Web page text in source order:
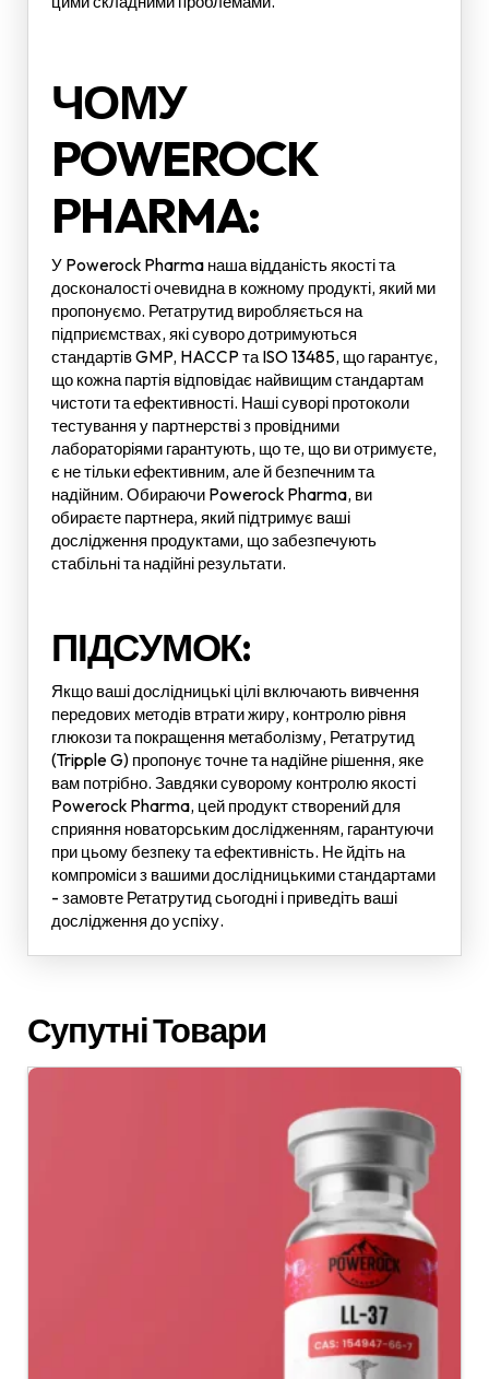
ЧОМУ
POWEROCK
PHARMA:
У Powerock Pharma наша відданість якості та
досконалості очевидна в кожному продукті, який ми
пропонуємо. Ретатрутид виробляється на
підприємствах, які суворо дотримуються
стандартів GMP, HACCP та ISO 13485, що гарантує,
що кожна партія відповідає найвищим стандартам
чистоти та ефективності. Наші суворі протоколи
тестування у партнерстві з провідними
лабораторіями гарантують, що те, що ви отримуєте,
є не тільки ефективним, але й безпечним та
надійним. Обираючи Powerock Pharma, ви
обираєте партнера, який підтримує ваші
дослідження продуктами, що забезпечують
стабільні та надійні результати.
ПІДСУМОК:
Якщо ваші дослідницькі цілі включають вивчення
передових методів втрати жиру, контролю рівня
глюкози та покращення метаболізму, Ретатрутид
(Tripple G) пропонує точне та надійне рішення, яке
вам потрібно. Завдяки суворому контролю якості
Powerock Pharma, цей продукт створений для
сприяння новаторським дослідженням, гарантуючи
при цьому безпеку та ефективність. Не йдіть на
компроміси з вашими дослідницькими стандартами
- замовте Ретатрутид сьогодні і приведіть ваші
дослідження до успіху.
Супутні Товари